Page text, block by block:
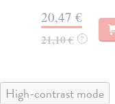
20,47 €
21,10 € ?
High-contrast mode